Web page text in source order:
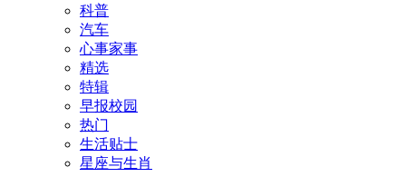
科普
汽车
心事家事
精选
特辑
早报校园
热门
生活贴士
星座与生肖